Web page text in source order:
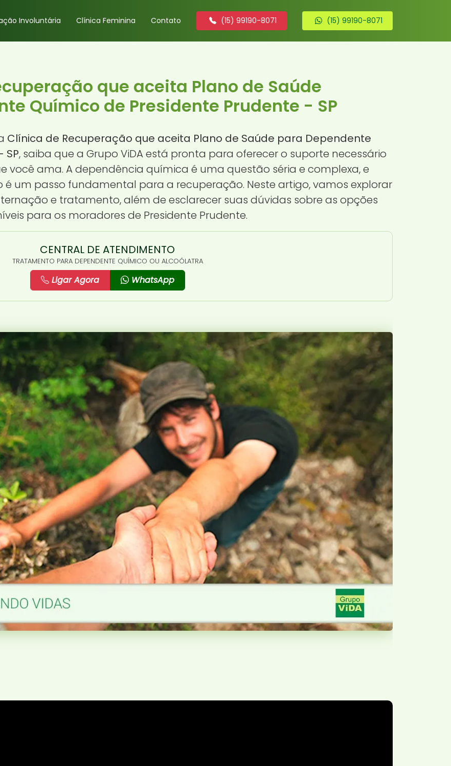
Involuntária Clínica Feminina Contato (15) 99190-8071 (15) 99190-8071
que aceita Plano de Saúde
Químico de Presidente Prudente - SP
Clínica de Recuperação que aceita Plano de Saúde para Dependente
SP, saiba que a Grupo ViDA está pronta para oferecer o suporte necessário
você ama. A dependência química é uma questão séria e complexa, e
um passo fundamental para a recuperação. Neste artigo, vamos explorar
e tratamento, além de esclarecer suas dúvidas sobre as opções
para os moradores de Presidente Prudente.
CENTRAL DE ATENDIMENTO
TRATAMENTO PARA DEPENDENTE QUÍMICO OU ALCOÓLATRA
Ligar Agora WhatsApp